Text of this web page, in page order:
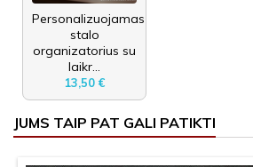
Personalizuojamas
stalo
organizatorius su
laikr...
13,50 €
JUMS TAIP PAT GALI PATIKTI